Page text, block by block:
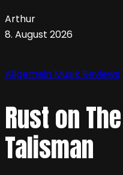
Arthur
8. August 2026
Allgemein Musik Reviews
Rust on
Talisman